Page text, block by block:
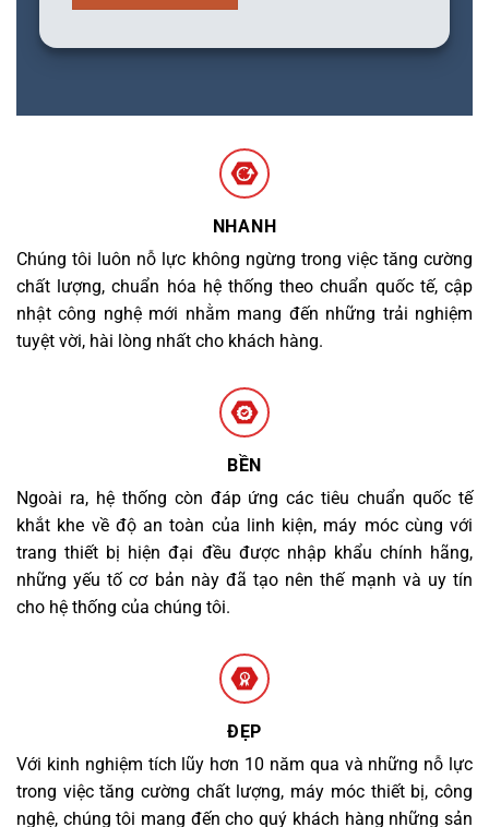
NHANH
Chúng tôi luôn nỗ lực không ngừng trong việc tăng cường
chất lượng, chuẩn hóa hệ thống theo chuẩn quốc tế, cập
nhật công nghệ mới nhằm mang đến những trải nghiệm
tuyệt vời, hài lòng nhất cho khách hàng.
BỀN
Ngoài ra, hệ thống còn đáp ứng các tiêu chuẩn quốc tế
khắt khe về độ an toàn của linh kiện, máy móc cùng với
trang thiết bị hiện đại đều được nhập khẩu chính hãng,
những yếu tố cơ bản này đã tạo nên thế mạnh và uy tín
cho hệ thống của chúng tôi.
ĐẸP
Với kinh nghiệm tích lũy hơn 10 năm qua và những nỗ lực
trong việc tăng cường chất lượng, máy móc thiết bị, công
nghệ, chúng tôi mang đến cho quý khách hàng những sản